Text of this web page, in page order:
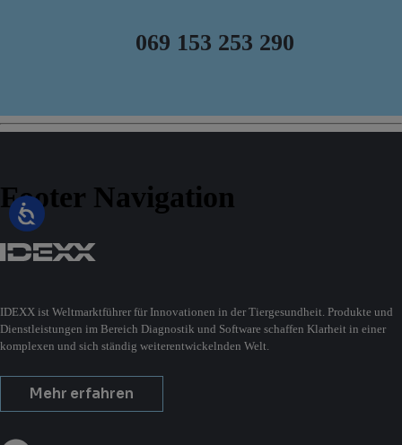
069 153 253 290
Footer Navigation
IDEXX ist Weltmarktführer für Innovationen in der Tiergesundheit. Produkte und
Dienstleistungen im Bereich Diagnostik und Software schaffen Klarheit in einer
komplexen und sich ständig weiterentwickelnden Welt.
Mehr erfahren